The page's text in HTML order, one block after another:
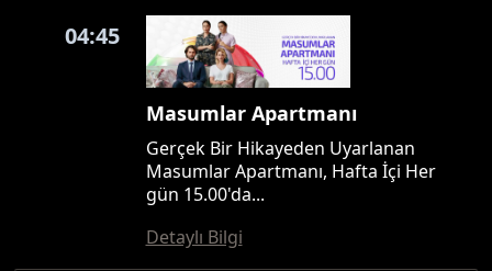
04:45
Masumlar Apartmanı
Gerçek Bir Hikayeden Uyarlanan
Masumlar Apartmanı, Hafta İçi Her
gün 15.00'da...
Detaylı Bilgi